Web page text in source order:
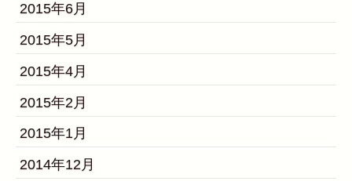
2015年6月
2015年5月
2015年4月
2015年2月
2015年1月
2014年12月